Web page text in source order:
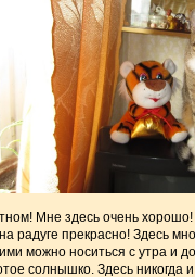
Мне здесь очень
радуге прекрасно! Здесь
можно носиться с утра и
солнышко. Здесь никогда